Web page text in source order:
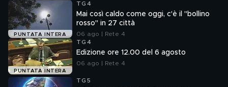
PUNTATA INTERA
TG4
Mai così caldo come oggi, c'è il "bollino
rosso" in 27 città
06 ago | Rete 4
PUNTATA INTERA
TG4
Edizione ore 12.00 del 6 agosto
06 ago | Rete 4
TG5